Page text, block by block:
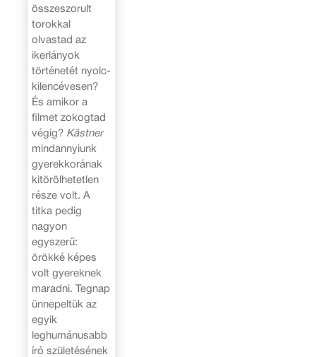
összeszorult
torokkal
olvastad az
ikerlányok
történetét nyolc-
kilencévesen?
És amikor a
filmet zokogtad
végig? Kästner
mindannyiunk
gyerekkorának
kitörölhetetlen
része volt. A
titka pedig
nagyon
egyszerű:
örökké képes
volt gyereknek
maradni. Tegnap
ünnepeltük az
egyik
leghumánusabb
író születésének